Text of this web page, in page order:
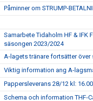
Påminner om STRUMP-
Samarbete Tidaholm HF & IFK
säsongen 2023/2024
A-lagets tränare fortsätter
Viktig information ang A-
Pappersleverans 28/12 kl:
Schema och information THF-